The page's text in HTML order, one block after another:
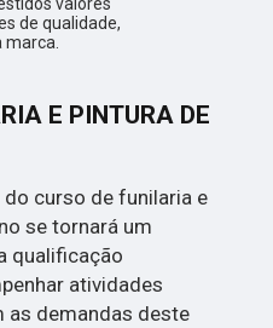
de qualidade,
E PINTURA DE
curso de funilaria e
se tornará um
qualificação
atividades
as demandas deste